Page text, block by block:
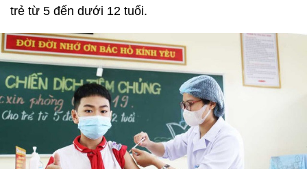
trẻ từ 5 đến dưới 12 tuổi.